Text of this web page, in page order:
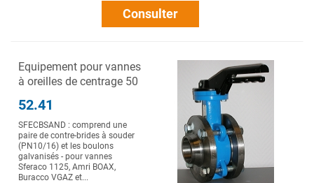
Consulter
Equipement pour vannes
à oreilles de centrage 50
52.41
SFECBSAND : comprend une
paire de contre-brides à souder
(PN10/16) et les boulons
galvanisés - pour vannes
Sferaco 1125, Amri BOAX,
Buracco VGAZ et...